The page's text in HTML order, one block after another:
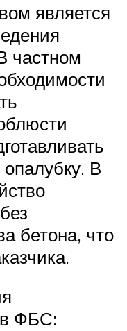
является
частном
В
бетона, что
ФБС: